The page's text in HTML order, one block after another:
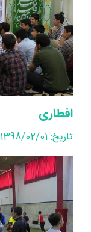
افطاری
تاریخ: 1398/02/01